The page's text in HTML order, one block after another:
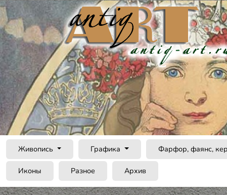
Живопись Графика Фарфор, фаянс,
Иконы Разное Архив